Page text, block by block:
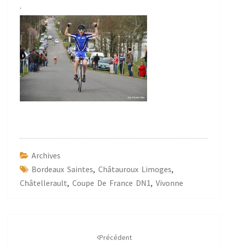
.
Archives
Bordeaux Saintes, Châtauroux Limoges,
Châtellerault, Coupe De France DN1, Vivonne
Précédent